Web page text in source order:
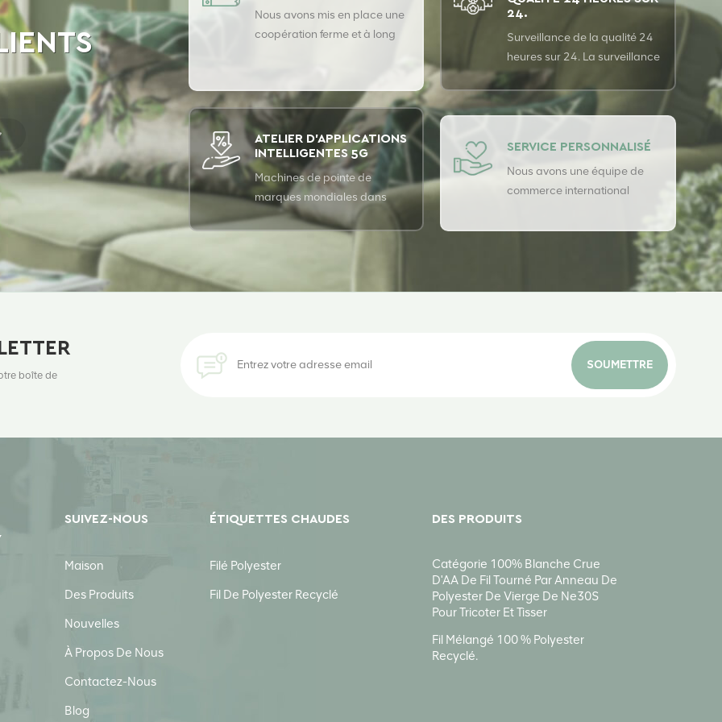
Nous avons mis en place une
coopération ferme et à long
assurer la qualité supérieure
de nos produits.
24.
Surveillance de la qualité 24
heures sur 24. La surveillance
de la qualité est effectuée 24
heures sur 24 avec le
système d'assurance qualité
cohérence de notre qualité.
ATELIER D'APPLICATIONS
INTELLIGENTES 5G
Machines de pointe de
marques mondiales dans
l'industrie et gamme de
produits entièrement
SERVICE PERSONNALISÉ
Nous avons une équipe de
commerce international
qualité
boîte de
SOUMETTRE
SUIVEZ-NOUS
Maison
Des Produits
Nouvelles
À Propos De Nous
Contactez-Nous
Blog
ÉTIQUETTES CHAUDES
Filé Polyester
Fil De Polyester Recyclé
DES PRODUITS
Catégorie 100% Blanche Crue
D'AA De Fil Tourné Par Anneau De
Polyester De Vierge De Ne30S
Pour Tricoter Et Tisser
Fil Mélangé 100 % Polyester
Recyclé.